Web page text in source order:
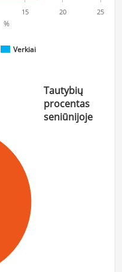
%
Verkiai
15 20 25
Tautybių
procentas
seniūnijoje